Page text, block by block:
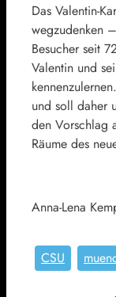
Das Valentin-
wegzudenken
Besucher seit
Valentin und
und soll daher
den Vorschlag
Räume des
Anna-Lena
CSU